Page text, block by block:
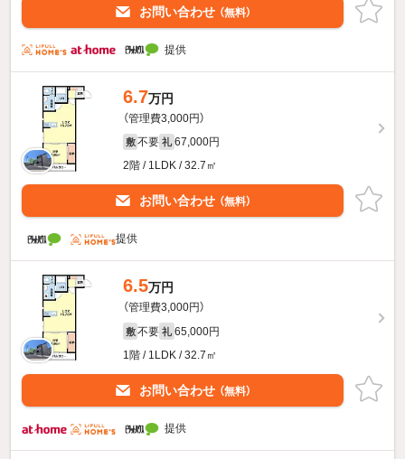
お問い合わせ （無料）
提供
6.7万円
（管理費3,000円）
敷 不要 礼 67,000円
2階 / 1LDK / 32.7㎡
お問い合わせ （無料）
提供
6.5万円
（管理費3,000円）
敷 不要 礼 65,000円
1階 / 1LDK / 32.7㎡
お問い合わせ （無料）
提供